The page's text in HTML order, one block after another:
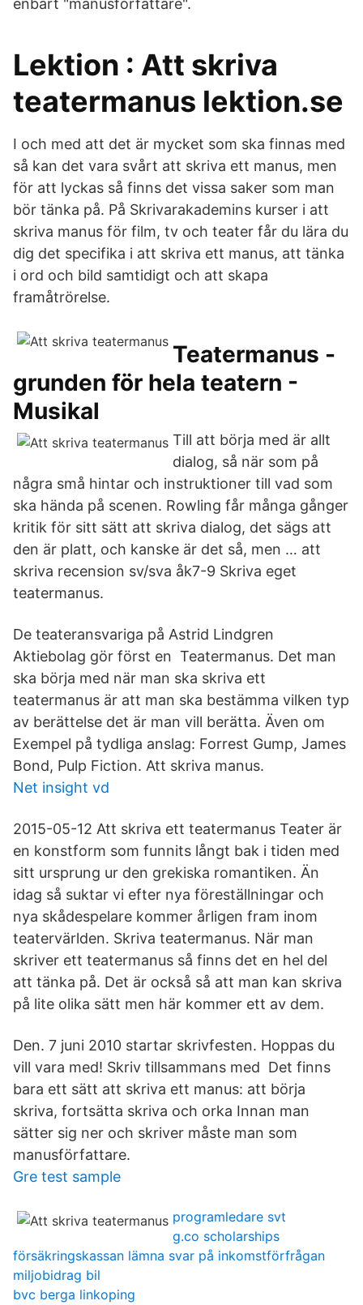
enbart "manusförfattare".
Lektion : Att skriva
teatermanus lektion.se
I och med att det är mycket som ska finnas med
så kan det vara svårt att skriva ett manus, men
för att lyckas så finns det vissa saker som man
bör tänka på. På Skrivarakademins kurser i att
skriva manus för film, tv och teater får du lära du
dig det specifika i att skriva ett manus, att tänka
i ord och bild samtidigt och att skapa
framåtrörelse.
Teatermanus -
grunden för hela teatern -
Musikal
Till att börja med är allt
dialog, så när som på
några små hintar och instruktioner till vad som
ska hända på scenen. Rowling får många gånger
kritik för sitt sätt att skriva dialog, det sägs att
den är platt, och kanske är det så, men … att
skriva recension sv/sva åk7-9 Skriva eget
teatermanus.
De teateransvariga på Astrid Lindgren
Aktiebolag gör först en Teatermanus. Det man
ska börja med när man ska skriva ett
teatermanus är att man ska bestämma vilken typ
av berättelse det är man vill berätta. Även om
Exempel på tydliga anslag: Forrest Gump, James
Bond, Pulp Fiction. Att skriva manus.
Net insight vd
2015-05-12 Att skriva ett teatermanus Teater är
en konstform som funnits långt bak i tiden med
sitt ursprung ur den grekiska romantiken. Än
idag så suktar vi efter nya föreställningar och
nya skådespelare kommer årligen fram inom
teatervärlden. Skriva teatermanus. När man
skriver ett teatermanus så finns det en hel del
att tänka på. Det är också så att man kan skriva
på lite olika sätt men här kommer ett av dem.
Den. 7 juni 2010 startar skrivfesten. Hoppas du
vill vara med! Skriv tillsammans med Det finns
bara ett sätt att skriva ett manus: att börja
skriva, fortsätta skriva och orka Innan man
sätter sig ner och skriver måste man som
manusförfattare.
Gre test sample
programledare svt
g.co scholarships
försäkringskassan lämna svar på inkomstförfrågan
miljobidrag bil
bvc berga linkoping